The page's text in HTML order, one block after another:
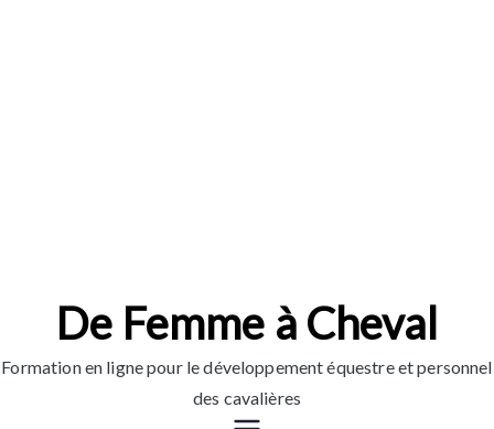
De Femme à Cheval
Formation en ligne pour le développement équestre et personnel
des cavalières